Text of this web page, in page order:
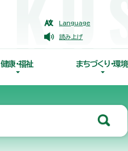
Language
読み上げ
健康・福祉 まちづくり・環境